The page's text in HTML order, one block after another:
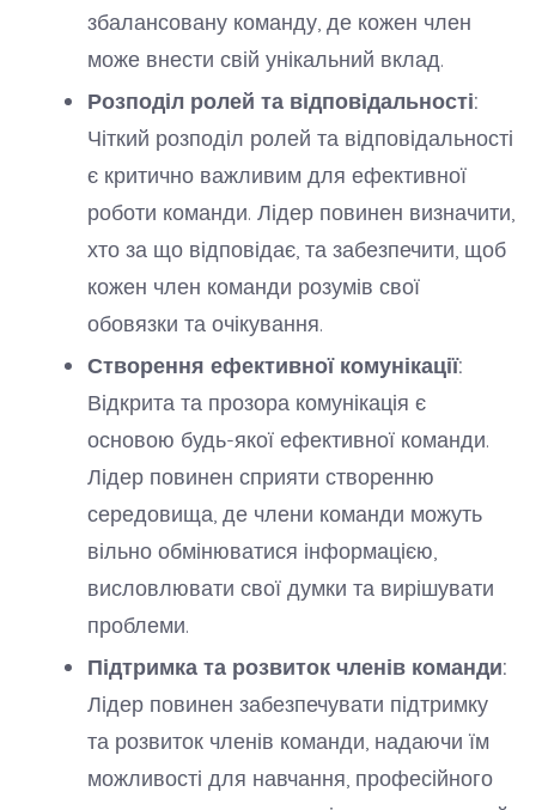
збалансовану команду, де кожен член
може внести свій унікальний вклад.
Розподіл ролей та відповідальності:
Чіткий розподіл ролей та відповідальності
є критично важливим для ефективної
роботи команди. Лідер повинен визначити,
хто за що відповідає, та забезпечити, щоб
кожен член команди розумів свої
обовязки та очікування.
Створення ефективної комунікації:
Відкрита та прозора комунікація є
основою будь-якої ефективної команди.
Лідер повинен сприяти створенню
середовища, де члени команди можуть
вільно обмінюватися інформацією,
висловлювати свої думки та вирішувати
проблеми.
Підтримка та розвиток членів команди:
Лідер повинен забезпечувати підтримку
та розвиток членів команди, надаючи їм
можливості для навчання, професійного